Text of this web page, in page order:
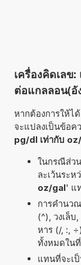
เครื่องคิดเลข
ต่อแกลลอน(อั
หากต้องการให้ไ
จะแปลงเป็นข้อค
pg/dl เท่ากับ
ในกรณีส่ว
ละเว้นระห
oz/gal' แ
การคำนว
(^), วงเล็
หาร (/, :,
ทั้งหมดใน
แทนที่จะเป็